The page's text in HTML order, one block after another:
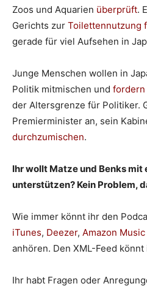
Zoos und Aquarien überprüft.
Gerichts zur Toilettennutzung
gerade für viel Aufsehen in
Junge Menschen wollen in
Politik mitmischen und fordern
der Altersgrenze für Politiker.
Premierminister an, sein
durchzumischen.
Ihr wollt Matze und Benks mit
unterstützen? Kein Problem,
Wie immer könnt ihr den
iTunes, Deezer, Amazon Music
anhören. Den XML-Feed könnt
Ihr habt Fragen oder